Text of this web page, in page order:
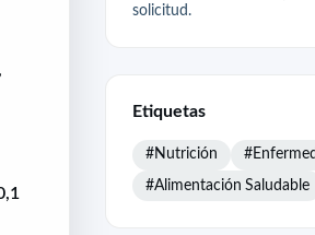
solicitud.
Etiquetas
#Nutrición
#Alimentación Saludable